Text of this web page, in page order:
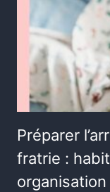
Préparer
fratrie :
organisation